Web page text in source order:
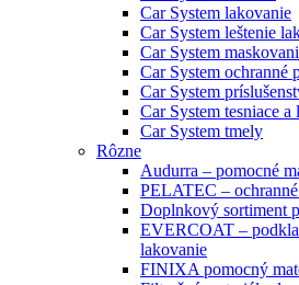
Car System lakovanie
Car System leštenie
Car System
Car System ochranné
Car System
Car System tesniace a
Car System tmely
Rôzne
Audurra – pomocné
PELATEC –
Doplnkový sortiment
EVERCOAT –
lakovanie
FINIXA pomocný